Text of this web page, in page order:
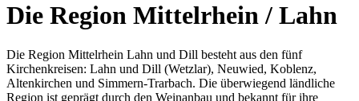
Die Region Mittelrhein / Lahn
Die Region Mittelrhein Lahn und Dill besteht aus den fünf
Kirchenkreisen: Lahn und Dill (Wetzlar), Neuwied, Koblenz,
Altenkirchen und Simmern-Trarbach. Die überwiegend ländliche
Region ist geprägt durch den Weinanbau und bekannt für ihre